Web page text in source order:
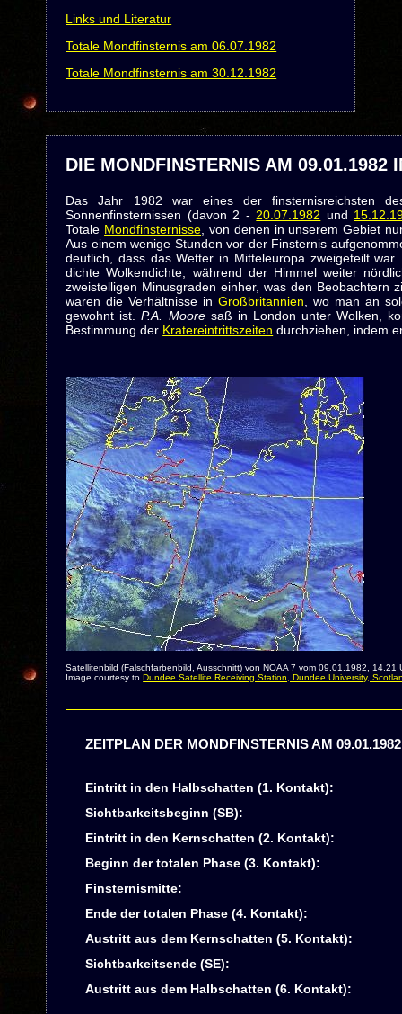
Links und Literatur
Totale Mondfinsternis am 06.07.1982
Totale Mondfinsternis am 30.12.1982
DIE MONDFINSTERNIS AM 09.01.1982
Das Jahr 1982 war eines der finsternisreichsten
Sonnenfinsternissen (davon 2 - 20.07.1982 und
Totale Mondfinsternisse , von denen in unserem Gebiet
Aus einem wenige Stunden vor der Finsternis
deutlich, dass das Wetter in Mitteleuropa zweigeteilt
dichte Wolkendichte, während der Himmel weiter
zweistelligen Minusgraden einher, was den Beobachtern
waren die Verhältnisse in Großbritannien , wo man an
gewohnt ist.P.A. Mooresaß in London unter Wolken,
Bestimmung der Kratereintrittszeiten durchziehen, indem
Satellitenbild (Falschfarbenbild, Ausschnitt) von NOAA 7 vom 09.01.1982, 14.21
Image courtesy toDundee Satellite Receiving Station, Dundee University,
ZEITPLAN DER MONDFINSTERNIS AM 09.01.1982
Eintritt in den Halbschatten (1. Kontakt):
Sichtbarkeitsbeginn (SB):
Eintritt in den Kernschatten (2. Kontakt):
Beginn der totalen Phase (3. Kontakt):
Finsternismitte:
Ende der totalen Phase (4. Kontakt):
Austritt aus dem Kernschatten (5. Kontakt):
Sichtbarkeitsende (SE):
Austritt aus dem Halbschatten (6. Kontakt):